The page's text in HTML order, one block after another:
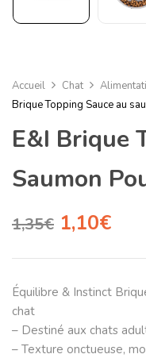
Accueil Chat
Brique Topping Sauce au
E&I Brique
Saumon
1,35€ 1,10€
Équilibre & Instinct
chat
– Destiné aux chats
– Texture onctueuse,